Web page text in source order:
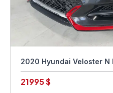
2020 Hyundai Veloster N
21995 $